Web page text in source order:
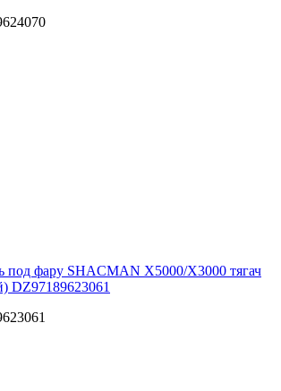
под фару SHACMAN X5000/X3000 тягач
DZ97189623061